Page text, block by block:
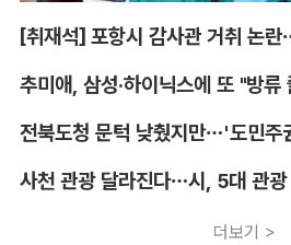
전북도청 문턱 낮췄지만…'도민주
사천 관광 달라진다…시, 5대 관광
더보기 >